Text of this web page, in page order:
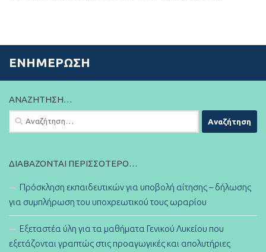
ΕΝΗΜΈΡΩΣΗ
ΑΝΑΖΉΤΗΣΗ…
Αναζήτηση
για:
ΔΙΑΒΆΖΟΝΤΑΙ ΠΕΡΙΣΣΌΤΕΡΟ…
Πρόσκληση εκπαιδευτικών για υποβολή αίτησης – δήλωσης
για συμπλήρωση του υποχρεωτικού τους ωραρίου
Εξεταστέα ύλη για τα μαθήματα Γενικού Λυκείου που
εξετάζονται γραπτώς στις προαγωγικές και απολυτήριες